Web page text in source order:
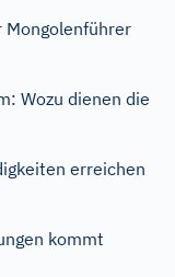
Mongolenführer
Wozu dienen die
erreichen
kommt